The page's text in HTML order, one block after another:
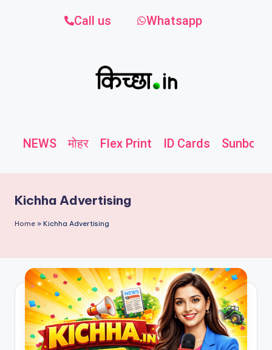
Call us Whatsapp
NEWS मोहर Flex Print ID Cards
Kichha Advertising
Home » Kichha Advertising